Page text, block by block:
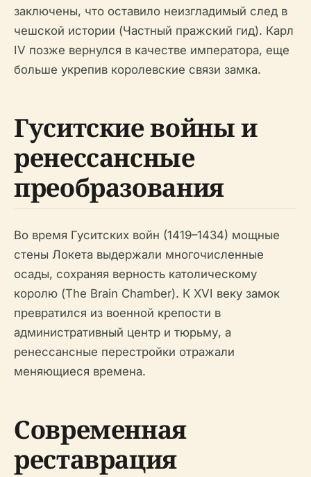
заключены, что оставило неизгладимый след в
чешской истории (Частный пражский гид). Карл
IV позже вернулся в качестве императора, еще
больше укрепив королевские связи замка.
Гуситские войны и
ренессансные
преобразования
Во время Гуситских войн (1419–1434) мощные
стены Локета выдержали многочисленные
осады, сохраняя верность католическому
королю (The Brain Chamber). К XVI веку замок
превратился из военной крепости в
административный центр и тюрьму, а
ренессансные перестройки отражали
меняющиеся времена.
Современная
реставрация